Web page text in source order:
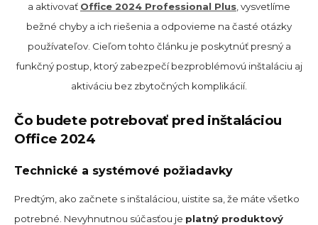
a aktivovať Office 2024 Professional Plus , vysvetlíme
bežné chyby a ich riešenia a odpovieme na časté otázky
používateľov. Cieľom tohto článku je poskytnúť presný a
funkčný postup, ktorý zabezpečí bezproblémovú inštaláciu aj
aktiváciu bez zbytočných komplikácií.
Čo budete potrebovať pred inštaláciou
Office 2024
Technické a systémové požiadavky
Predtým, ako začnete s inštaláciou, uistite sa, že máte všetko
potrebné. Nevyhnutnou súčasťou je platný produktový